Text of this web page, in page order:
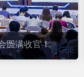
圆满收官！